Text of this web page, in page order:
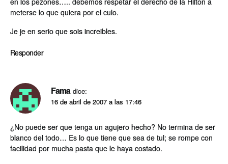
meterse lo que quiera por el culo.
Je je en serio que sois increibles.
Responder
Fama dice:
16 de abril de 2007 a las 17:46
¿No puede ser que tenga un agujero hecho? No termina de ser
blanco del todo… Es lo que tiene que sea de tul; se rompe con
facilidad por mucha pasta que le haya costado.